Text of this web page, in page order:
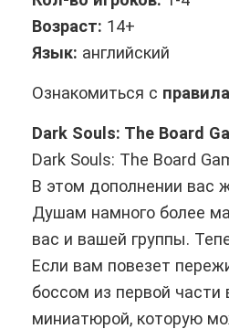
Возраст: 14+
Язык: английский
Ознакомиться с
Dark Souls: The Board
Dark Souls: The Board
В этом дополнении вас
Душам намного более
вас и вашей группы.
Если вам повезет
боссом из первой части
миниатюрой, которую